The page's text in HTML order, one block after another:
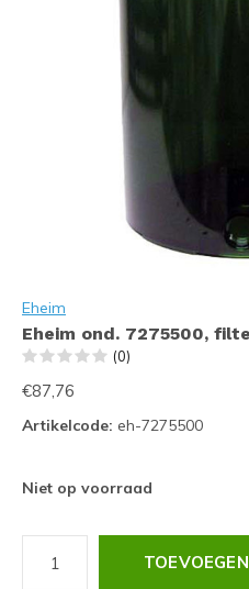
Eheim
Eheim ond. 7275500,
(0)
€87,76
Artikelcode: eh-7275500
Niet op voorraad